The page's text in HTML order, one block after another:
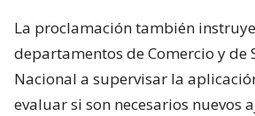
La proclamación también
departamentos de Comercio y de
Nacional a supervisar la
evaluar si son necesarios nuevos